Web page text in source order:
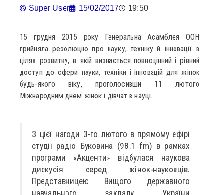
Super User 15/02/2017 19:50
15 грудня 2015 року Генеральна Асамблея ООН
прийняла резолюцію про науку, техніку й інновації в
цілях розвитку, в якій визнається повноцінний і рівний
доступ до сфери науки, техніки і інновацій для жінок
будь-якого віку, проголосивши 11 лютого
Міжнародним днем жінок і дівчат в науці.
З цієї нагоди 3-го лютого в прямому ефірі
студії радіо Буковина (98.1 fm) в рамках
програми «Акценти» відбулася наукова
дискусія серед жінок-науковців.
Представницею Вищого державного
навчального закладу України